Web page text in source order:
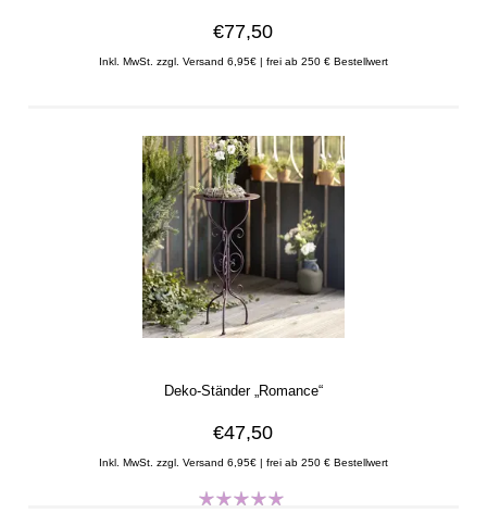
€77,50
Inkl. MwSt. zzgl. Versand 6,95€ | frei ab 250 € Bestellwert
Deko-Ständer „Romance“
€47,50
Inkl. MwSt. zzgl. Versand 6,95€ | frei ab 250 € Bestellwert